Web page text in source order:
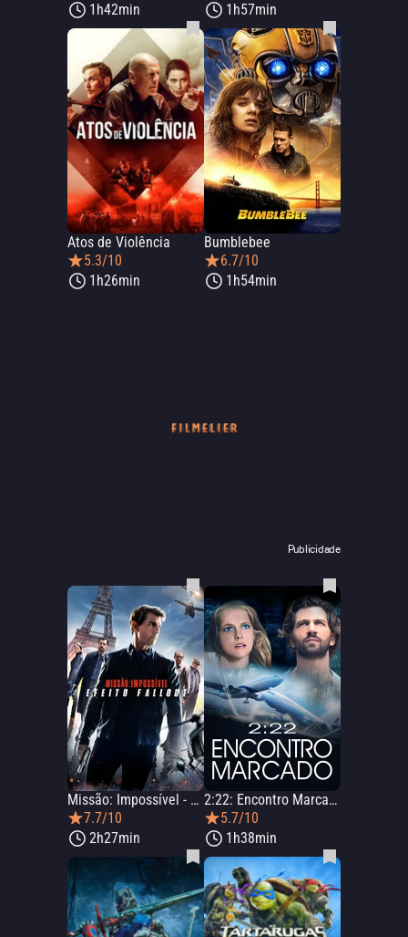
1h42min
1h57min
Atos de Violência
5.3/10
1h26min
Bumblebee
6.7/10
1h54min
Publicidade
Missão: Impossível - Efeito Fallout
7.7/10
2h27min
2:22: Encontro Marcado
5.7/10
1h38min